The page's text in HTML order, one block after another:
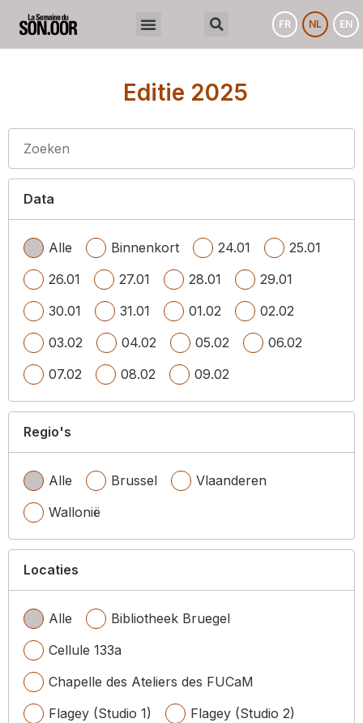
FR NL EN
Editie 2025
Data
Alle Binnenkort 24.01
25.01
26.01
27.01 28.01
29.01
30.01
31.01 01.02
02.02
03.02
04.02 05.02
06.02
07.02
08.02 09.02
Regio's
Alle Brussel
Vlaanderen
Wallonië
Locaties
Alle
Bibliotheek Bruegel
Cellule 133a
Chapelle des Ateliers des FUCaM
Flagey (Studio 1)
Flagey (Studio 2)